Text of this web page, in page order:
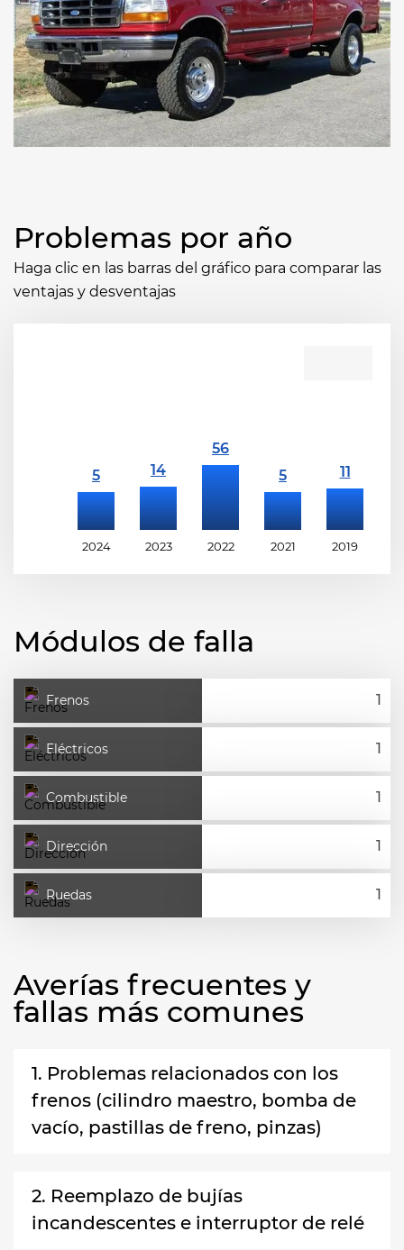
Problemas por año
Haga clic en las barras del gráfico para comparar las
ventajas y desventajas
2024 2023 2022 2021 2019
Módulos de falla
Frenos
Eléctricos
Combustible
Dirección
Ruedas
Averías frecuentes y
fallas más comunes
1. Problemas relacionados con los
frenos (cilindro maestro, bomba de
vacío, pastillas de freno, pinzas)
2. Reemplazo de bujías
incandescentes e interruptor de relé